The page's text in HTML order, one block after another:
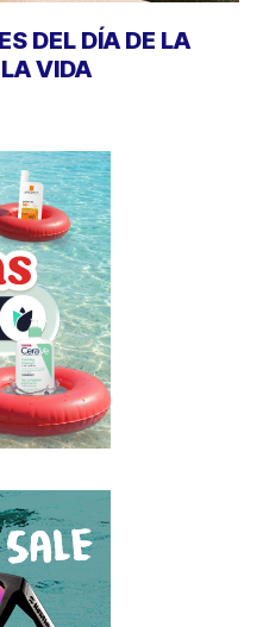
DEL DÍA DE LA
VIDA